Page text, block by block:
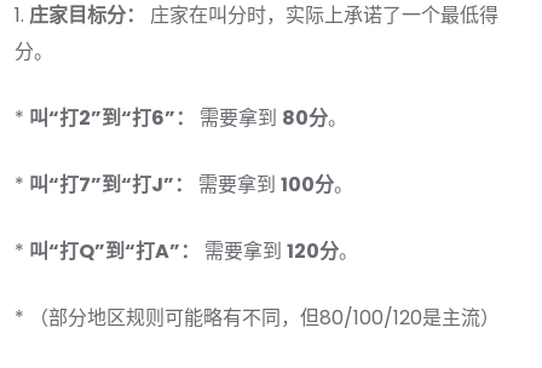
1. 庄家目标分：
庄家在叫分时，实际上承诺了一个最低得
分。
* 叫“打2”到“打6”： 需要拿到 80分。
* 叫“打7”到“打J”： 需要拿到 100分。
* 叫“打Q”到“打A”： 需要拿到 120分。
* （部分地区规则可能略有不同，但80/100/120是主流）